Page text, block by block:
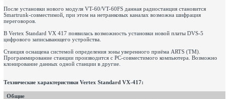
После установки нового модуля VT-60/VT-60FS данная радиостанция становится
Smartrunk-совместимой, при этом на нетранковых каналах возможна шифрация
переговоров.
В Vertex Standard VX 417 появилась возможность установки новой платы DVS-5
цифрового записывающего устройства.
Станция оснащена системой определения зоны уверенного приёма ARTS (TM).
Программирование станции производится с PC-совместимого компьютера. Возможно
клонирование данных одной станции в другие.
Технические характеристики Vertex Standard VX-417:
Общие